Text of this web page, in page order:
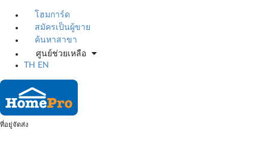
โฮมการ์ด
สมัครเป็นผู้ขาย
ค้นหาสาขา
ศูนย์ช่วยเหลือ
TH
EN
ที่อยู่จัดส่ง